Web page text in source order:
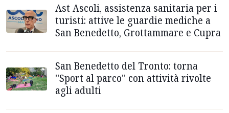
Ast Ascoli, assistenza sanitaria per i
turisti: attive le guardie mediche a
San Benedetto, Grottammare e Cupra
San Benedetto del Tronto: torna
''Sport al parco'' con attività rivolte
agli adulti